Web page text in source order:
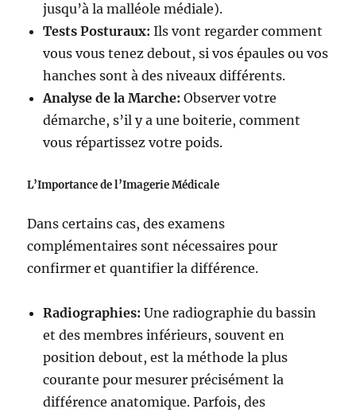
jusqu’à la malléole médiale).
Tests Posturaux: Ils vont regarder comment
vous vous tenez debout, si vos épaules ou vos
hanches sont à des niveaux différents.
Analyse de la Marche: Observer votre
démarche, s’il y a une boiterie, comment
vous répartissez votre poids.
L’Importance de l’Imagerie Médicale
Dans certains cas, des examens
complémentaires sont nécessaires pour
confirmer et quantifier la différence.
Radiographies: Une radiographie du bassin
et des membres inférieurs, souvent en
position debout, est la méthode la plus
courante pour mesurer précisément la
différence anatomique. Parfois, des